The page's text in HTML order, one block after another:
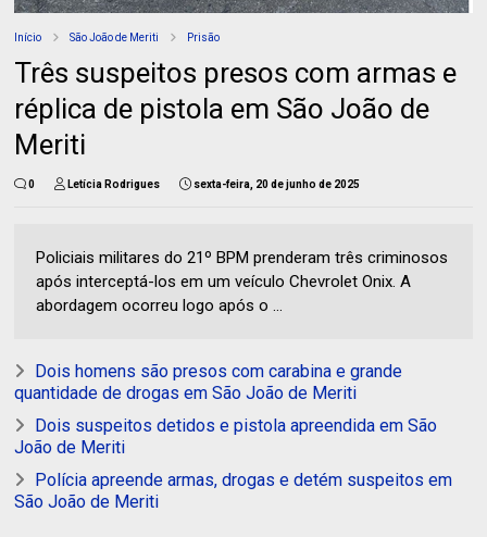
Início São João de Meriti Prisão
Três suspeitos presos com armas e
réplica de pistola em São João de
Meriti
0 Letícia Rodrigues sexta-feira, 20 de junho de 2025
Policiais militares do 21º BPM prenderam três criminosos
após interceptá-los em um veículo Chevrolet Onix. A
abordagem ocorreu logo após o ...
Dois homens são presos com carabina e grande
quantidade de drogas em São João de Meriti
Dois suspeitos detidos e pistola apreendida em São
João de Meriti
Polícia apreende armas, drogas e detém suspeitos em
São João de Meriti